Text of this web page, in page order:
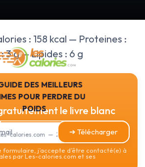
: 158 kcal — Proteines :
3 g — Lipides : 6 g
des meilleurs
pour perdre du
poids
calories.com — 2026
le livre blanc
➔ Télécharger
formulaire, j’accepte d’être contacté(e) à
par Les-calories.com et ses